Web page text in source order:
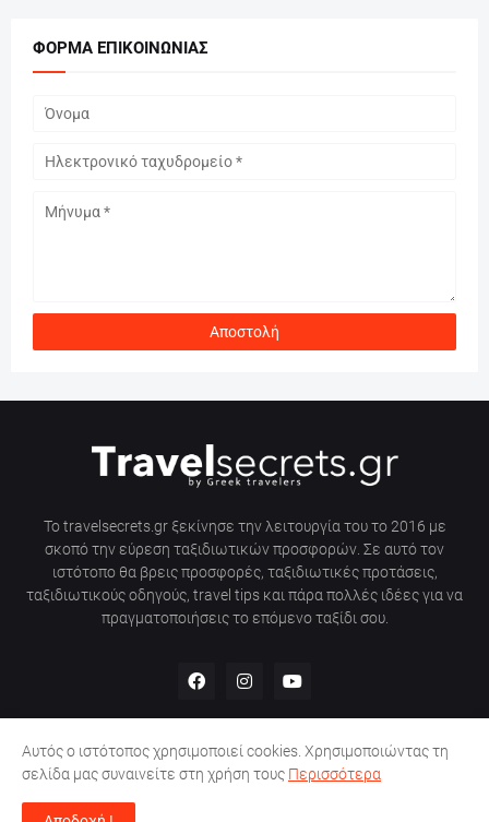
ΦΌΡΜΑ ΕΠΙΚΟΙΝΩΝΊΑΣ
Το travelsecrets.gr ξεκίνησε την λειτουργία του το 2016 με
σκοπό την εύρεση ταξιδιωτικών προσφορών. Σε αυτό τον
ιστότοπο θα βρεις προσφορές, ταξιδιωτικές προτάσεις,
ταξιδιωτικούς οδηγούς, travel tips και πάρα πολλές ιδέες για να
πραγματοποιήσεις το επόμενο ταξίδι σου.
Αρχική σελίδα Πολιτική απορρήτου Επικοινωνία
Αυτός ο ιστότοπος χρησιμοποιεί cookies. Χρησιμοποιώντας τη
σελίδα μας συναινείτε στη χρήση τους Περισσότερα